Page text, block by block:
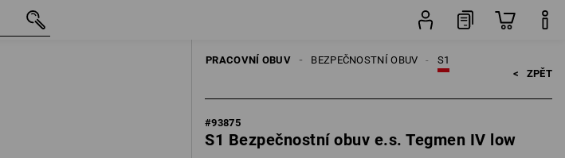
PRACOVNÍ OBUV S1
BEZPEČNOSTNÍ OBUV
< ZPĚT
#93875
S1 Bezpečnostní obuv e.s. Tegmen IV low
3 101,23 Kč